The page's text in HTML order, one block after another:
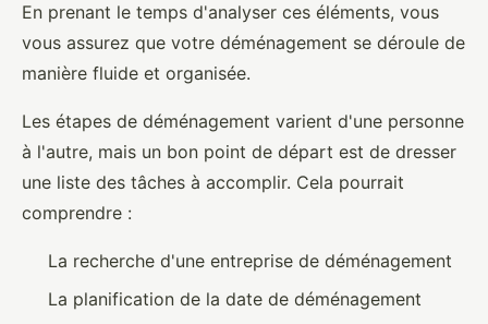
En prenant le temps d'analyser ces éléments, vous
vous assurez que votre déménagement se déroule de
manière fluide et organisée.
Les étapes de déménagement varient d'une personne
à l'autre, mais un bon point de départ est de dresser
une liste des tâches à accomplir. Cela pourrait
comprendre :
La recherche d'une entreprise de déménagement
La planification de la date de déménagement